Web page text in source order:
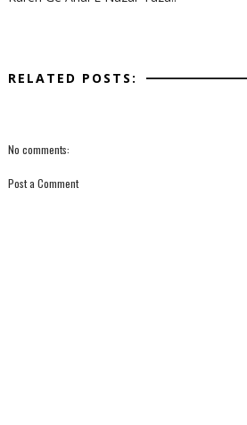
RELATED POSTS:
No comments:
Post a Comment